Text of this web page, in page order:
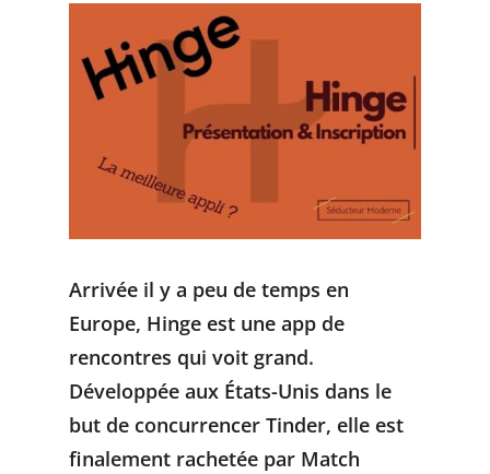
Arrivée il y a peu de temps en
Europe, Hinge est une app de
rencontres qui voit grand.
Développée aux États-Unis dans le
but de concurrencer Tinder, elle est
finalement rachetée par Match